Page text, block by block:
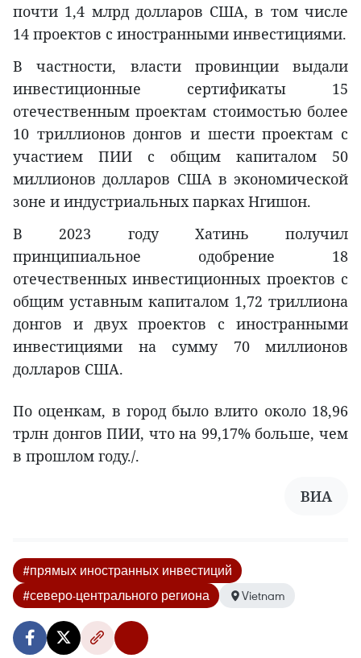
почти 1,4 млрд долларов США, в том числе
14 проектов с иностранными инвестициями.
В частности, власти провинции выдали
инвестиционные сертификаты 15
отечественным проектам стоимостью более
10 триллионов донгов и шести проектам с
участием ПИИ с общим капиталом 50
миллионов долларов США в экономической
зоне и индустриальных парках Нгишон.
В 2023 году Хатинь получил
принципиальное одобрение 18
отечественных инвестиционных проектов с
общим уставным капиталом 1,72 триллиона
донгов и двух проектов с иностранными
инвестициями на сумму 70 миллионов
долларов США.
По оценкам, в город было влито около 18,96
трлн донгов ПИИ, что на 99,17% больше, чем
в прошлом году./.
ВИА
#прямых иностранных инвестиций
#северо-центрального региона
Vietnam